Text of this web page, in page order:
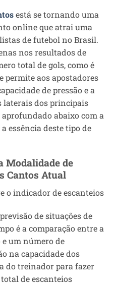
está se tornando uma
online que atrai uma
de futebol no Brasil.
nos resultados de
total de gols, como é
aos apostadores
de pressão e a
laterais dos principais
abaixo com a
essência deste tipo de
Modalidade de
Cantos Atual
o indicador de escanteios
de situações de
é a comparação entre a
e um número de
na capacidade dos
do treinador para fazer
de escanteios